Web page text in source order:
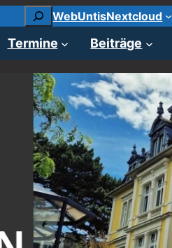
SuchenWebUntisNextcloud
Termine Beiträge